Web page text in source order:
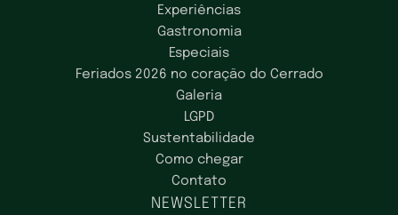
Experiências
Gastronomia
Especiais
Feriados 2026 no coração do Cerrado
Galeria
LGPD
Sustentabilidade
Como chegar
Contato
NEWSLETTER